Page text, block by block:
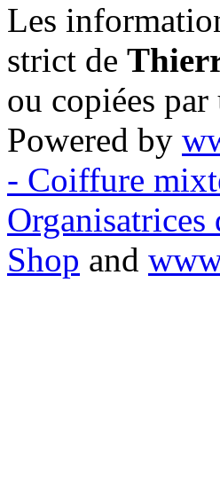
Les
strict de
ou copiées par
Powered by
- Coiffure
Organisatrices
Shop and